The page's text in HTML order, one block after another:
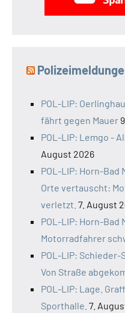
POL-LIP:
fährt gegen Mauer
POL-LIP: Lemgo -
August 2026
POL-LIP: Horn-
Orte vertauscht:
verletzt. 7. August
POL-LIP: Horn-Bad
Motorradfahrer
POL-LIP:
Von Straße
POL-LIP: Lage.
Sporthalle. 7.